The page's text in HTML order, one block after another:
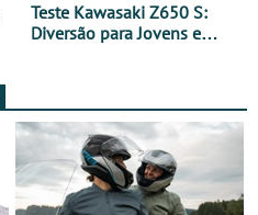
Teste Kawasaki Z650 S:
Diversão para Jovens e